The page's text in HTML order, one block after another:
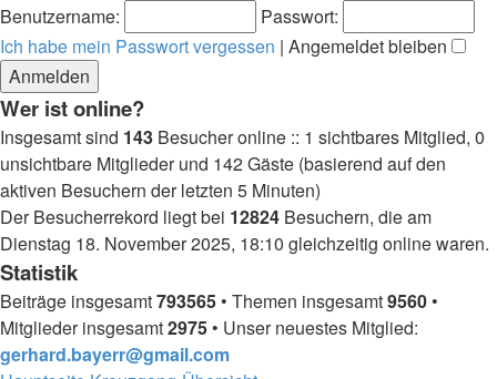
Benutzername:
Passwort:
Ich habe mein Passwort vergessen | Angemeldet bleiben
Wer ist online?
Insgesamt sind 143 Besucher online :: 1 sichtbares Mitglied, 0
unsichtbare Mitglieder und 142 Gäste (basierend auf den
aktiven Besuchern der letzten 5 Minuten)
Der Besucherrekord liegt bei 12824 Besuchern, die am
Dienstag 18. November 2025, 18:10 gleichzeitig online waren.
Statistik
Beiträge insgesamt793565 • Themen insgesamt9560 •
Mitglieder insgesamt2975 • Unser neuestes Mitglied:
gerhard.bayerr@gmail.com